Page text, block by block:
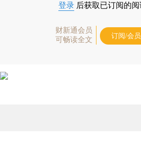
登录 后获取已订阅的
财新通会员
可畅读全文
订阅/会